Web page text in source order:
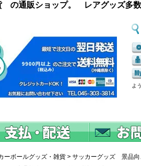
の通販ショップ。 レアグッズ多
よ
ーボールグッズ・雑貨 > サッカーグッズ 景品向